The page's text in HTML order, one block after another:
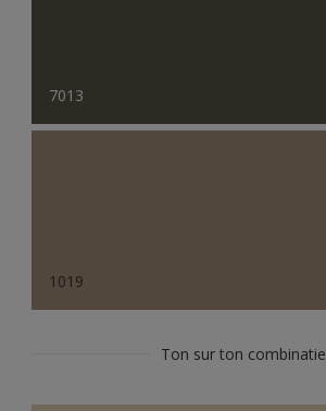
7013
1019
Ton sur ton combinatie